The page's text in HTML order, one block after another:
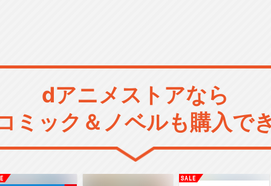
dアニメストアなら
ミック＆ノベルも購入で